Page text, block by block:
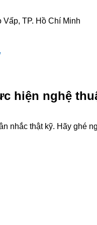
TP. Hồ Chí Minh
hiện nghệ
nhắc thật kỹ. Hãy ghé